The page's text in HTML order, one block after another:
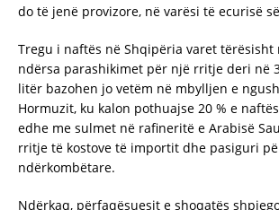
do të jenë provizore, në varësi të ecurisë
Tregu i naftës në Shqipëria varet tërësisht
ndërsa parashikimet për një rritje deri në
litër bazohen jo vetëm në mbylljen e
Hormuzit, ku kalon pothuajse 20 % e
edhe me sulmet në rafineritë e Arabisë
rritje të kostove të importit dhe pasiguri
ndërkombëtare.
Ndërkaq, përfaqësuesit e shoqatës